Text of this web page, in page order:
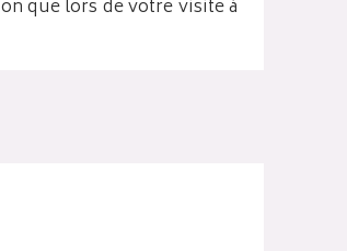
que lors de votre visite à